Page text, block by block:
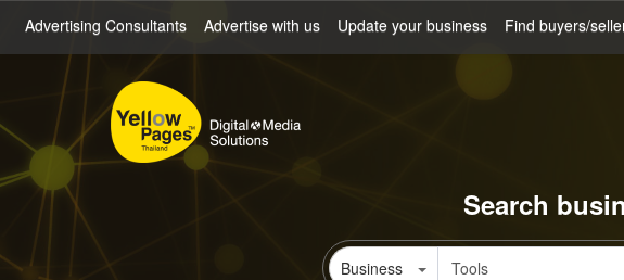
Advertising Consultants Advertise with us Update your business Find buyers/
Search
Business